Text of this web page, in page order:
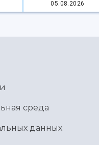
05.08.2026
среда
данных